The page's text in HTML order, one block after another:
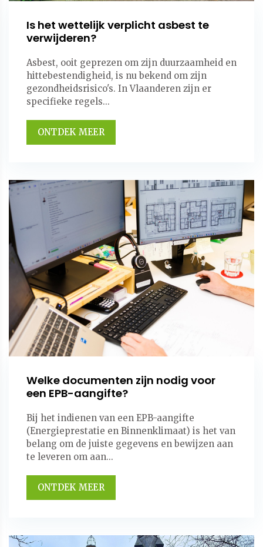
Is het wettelijk verplicht asbest te
verwijderen?
Asbest, ooit geprezen om zijn duurzaamheid en
hittebestendigheid, is nu bekend om zijn
gezondheidsrisico's. In Vlaanderen zijn er
specifieke regels...
ONTDEK MEER
Welke documenten zijn nodig voor
een EPB-aangifte?
Bij het indienen van een EPB-aangifte
(Energieprestatie en Binnenklimaat) is het van
belang om de juiste gegevens en bewijzen aan
te leveren om aan...
ONTDEK MEER